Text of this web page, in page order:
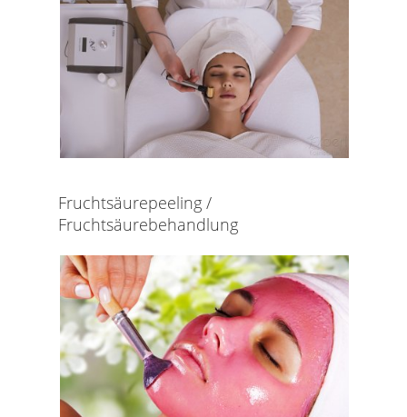
Fruchtsäurepeeling /
Fruchtsäurebehandlung